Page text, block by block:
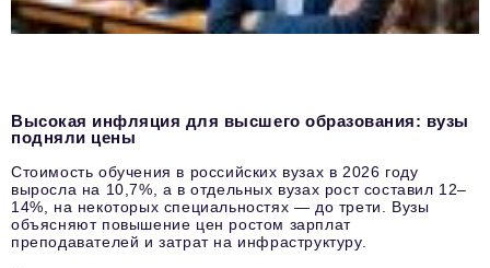
Высокая инфляция для высшего образования: вузы
подняли цены
Стоимость обучения в российских вузах в 2026 году
выросла на 10,7%, а в отдельных вузах рост составил 12–
14%, на некоторых специальностях — до трети. Вузы
объясняют повышение цен ростом зарплат
преподавателей и затрат на инфраструктуру.